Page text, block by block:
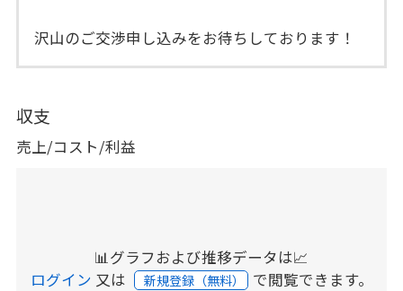
沢山のご交渉申し込みをお待ちしております！
収支
売上/コスト/利益
📊グラフおよび推移データは📈
ログイン 又は 新規登録（無料） で閲覧できます。